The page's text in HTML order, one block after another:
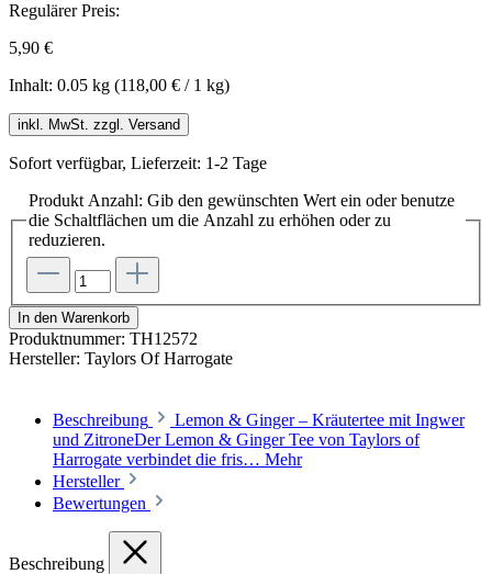
Regulärer Preis:
5,90 €
Inhalt: 0.05 kg (118,00 € / 1 kg)
inkl. MwSt. zzgl. Versand
Sofort verfügbar, Lieferzeit: 1-2 Tage
Produkt Anzahl: Gib den gewünschten Wert ein oder benutze
die Schaltflächen um die Anzahl zu erhöhen oder zu
reduzieren.
In den Warenkorb
Produktnummer: TH12572
Hersteller: Taylors Of Harrogate
Beschreibung
Lemon & Ginger – Kräutertee mit Ingwer
und ZitroneDer Lemon & Ginger Tee von Taylors of
Harrogate verbindet die fris… Mehr
Hersteller
Bewertungen
Beschreibung